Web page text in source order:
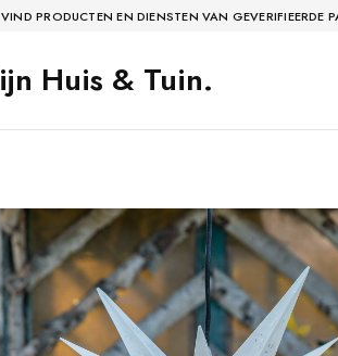
VIND PRODUCTEN EN DIENSTEN VAN GEVERIFIEERDE
Huis & Tuin.